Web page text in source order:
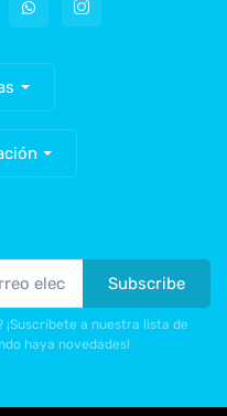
Subscribe
a nuestra lista de
haya novedades!